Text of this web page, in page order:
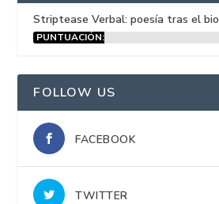
Striptease Verbal: poesía tras el
PUNTUACIÓN:
FOLLOW US
FACEBOOK
TWITTER